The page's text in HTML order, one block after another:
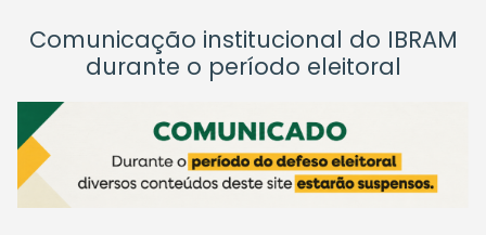
Comunicação institucional do IBRAM
durante o período eleitoral